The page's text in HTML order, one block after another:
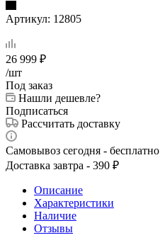
Артикул: 12805
26 999 ₽
/шт
Под заказ
Нашли дешевле?
Подписаться
Рассчитать доставку
Самовывоз сегодня - бесплатно
Доставка завтра - 390 ₽
Описание
Характеристики
Наличие
Отзывы